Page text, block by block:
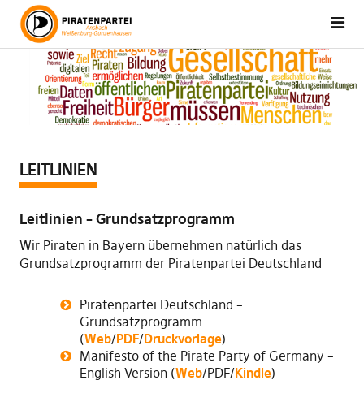
LEITLINIEN
Leitlinien – Grundsatzprogramm
Wir Piraten in Bayern übernehmen natürlich das
Grundsatzprogramm der Piratenpartei Deutschland
Piratenpartei Deutschland –
Grundsatzprogramm
(Web/PDF/Druckvorlage)
Manifesto of the Pirate Party of Germany –
English Version (Web/PDF/Kindle)